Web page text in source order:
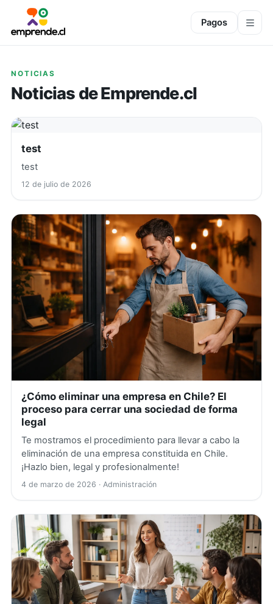
Pagos
NOTICIAS
Noticias de Emprende.cl
test
test
12 de julio de 2026
¿Cómo eliminar una empresa en Chile? El
proceso para cerrar una sociedad de forma
legal
Te mostramos el procedimiento para llevar a cabo la
eliminación de una empresa constituida en Chile.
¡Hazlo bien, legal y profesionalmente!
4 de marzo de 2026 · Administración